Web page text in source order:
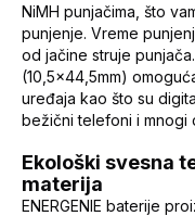
NiMH punjačima, što
punjenje. Vreme
od jačine struje
(10,5x44,5mm)
uređaja kao što su
bežični telefoni i mnogi
Ekološki svesna
materija
ENERGENIE baterije